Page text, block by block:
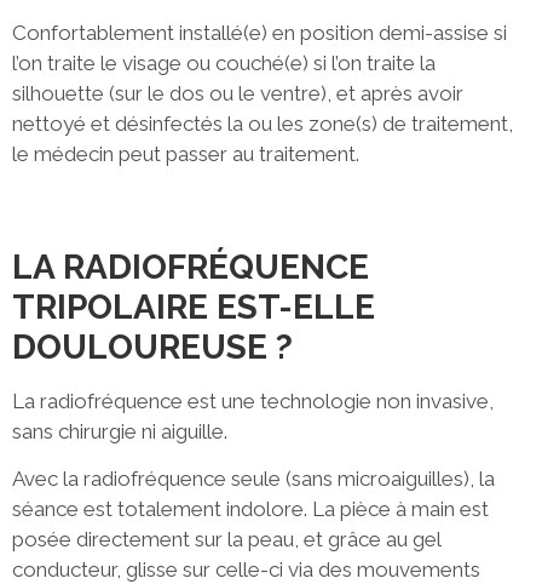
Confortablement installé(e) en position demi-assise si
l’on traite le visage ou couché(e) si l’on traite la
silhouette (sur le dos ou le ventre), et après avoir
nettoyé et désinfectés la ou les zone(s) de traitement,
le médecin peut passer au traitement.
LA RADIOFRÉQUENCE
TRIPOLAIRE EST-ELLE
DOULOUREUSE ?
La radiofréquence est une technologie non invasive,
sans chirurgie ni aiguille.
Avec la radiofréquence seule (sans microaiguilles), la
séance est totalement indolore. La pièce à main est
posée directement sur la peau, et grâce au gel
conducteur, glisse sur celle-ci via des mouvements